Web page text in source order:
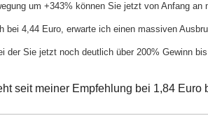
um +343% können Sie jetzt von Anfang
bei 4,44 Euro, erwarte ich einen massiven
der Sie jetzt noch deutlich über 200% Gewinn
seit meiner Empfehlung bei 1,84 Euro